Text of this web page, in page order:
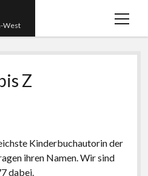
West
Menü
Z
Kinderbuchautorin der
ihren Namen. Wir sind
dabei.